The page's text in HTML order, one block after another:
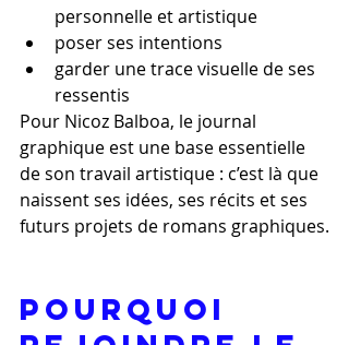
personnelle et artistique
poser ses intentions
garder une trace visuelle de ses
ressentis
Pour Nicoz Balboa, le journal
graphique est une base essentielle
de son travail artistique : c’est là que
naissent ses idées, ses récits et ses
futurs projets de romans graphiques.
Pourquoi